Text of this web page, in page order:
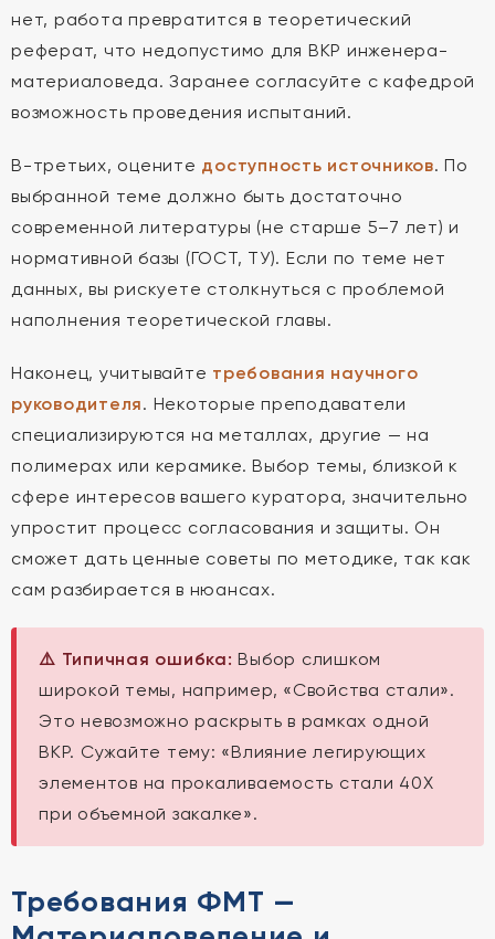
нет, работа превратится в теоретический
реферат, что недопустимо для ВКР инженера-
материаловеда. Заранее согласуйте с кафедрой
возможность проведения испытаний.
В-третьих, оцените доступность источников. По
выбранной теме должно быть достаточно
современной литературы (не старше 5–7 лет) и
нормативной базы (ГОСТ, ТУ). Если по теме нет
данных, вы рискуете столкнуться с проблемой
наполнения теоретической главы.
Наконец, учитывайте требования научного
руководителя. Некоторые преподаватели
специализируются на металлах, другие — на
полимерах или керамике. Выбор темы, близкой к
сфере интересов вашего куратора, значительно
упростит процесс согласования и защиты. Он
сможет дать ценные советы по методике, так как
сам разбирается в нюансах.
⚠️ Типичная ошибка: Выбор слишком
широкой темы, например, «Свойства стали».
Это невозможно раскрыть в рамках одной
ВКР. Сужайте тему: «Влияние легирующих
элементов на прокаливаемость стали 40Х
при объемной закалке».
Требования ФМТ —